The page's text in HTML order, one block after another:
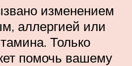
изменением
аллергией или
Только
помочь вашему